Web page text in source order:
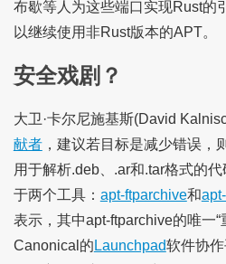
布歇等人为这些端口实现Rust的
以继续使用非Rust版本的APT。
安全戏剧？
大卫·卡尔尼施基斯(David
献者，建议若目标是减少错误，
用于解析.deb、.ar和.tar格式的
于两个工具： apt-ftparchive和
表示，其中apt-ftparchive的唯一“
Canonical的 Launchpad软件协